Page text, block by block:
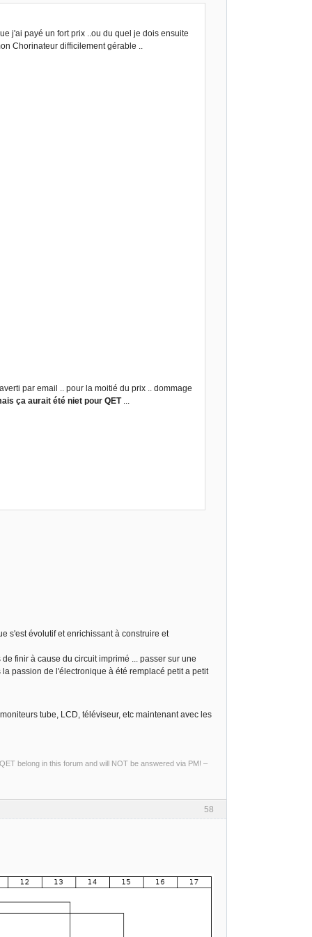
j'ai payé un fort prix ..ou du quel je dois ensuite
Chorinateur difficilement gérable ..
par email .. pour la moitié du prix .. dommage
ça aurait été niet pour QET
s'est évolutif et enrichissant à construire et
finir à cause du circuit imprimé ... passer sur une
passion de l'électronique à été remplacé petit a petit
tube, LCD, téléviseur, etc maintenant avec les
belong in this forum and will NOT be answered via PM! –
58